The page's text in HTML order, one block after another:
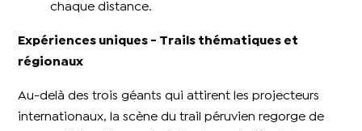
chaque distance.
Expériences uniques - Trails thématiques et
régionaux
Au-delà des trois géants qui attirent les projecteurs
internationaux, la scène du trail péruvien regorge de